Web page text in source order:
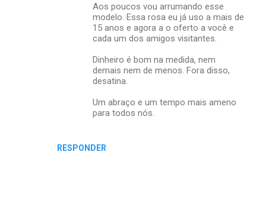
RESPONDER
Aos poucos vou arrumando esse
modelo. Essa rosa eu já uso a mais de
15 anos e agora a o oferto a você e
cada um dos amigos visitantes.
Dinheiro é bom na medida, nem
demais nem de menos. Fora disso,
desatina.
Um abraço e um tempo mais ameno
para todos nós.